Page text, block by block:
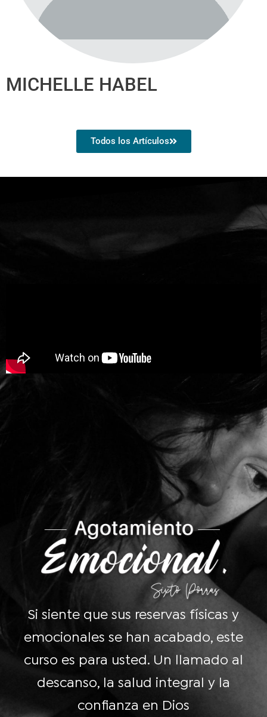
MICHELLE HABEL
Todos los Artículos
Si siente que sus reservas físicas y
emocionales se han acabado, este
curso es para usted. Un llamado al
descanso, la salud integral y la
confianza en Dios